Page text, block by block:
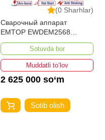
(0 Sharhlar)
Сварочный аппарат
EMTOP EWDEM2568
MMA/TIG Lift
Sotuvda bor
Muddatli to‘lov
2 625 000 so‘m
Sotib olish